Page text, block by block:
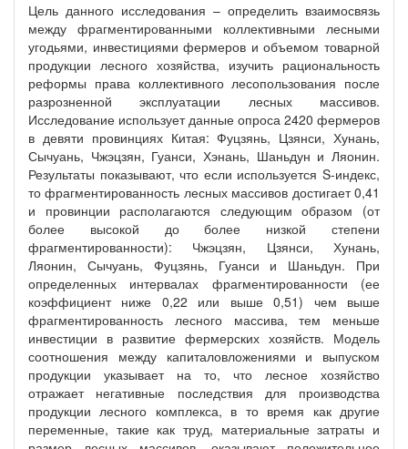
Цель данного исследования – определить взаимосвязь
между фрагментированными коллективными лесными
угодьями, инвестициями фермеров и объемом товарной
продукции лесного хозяйства, изучить рациональность
реформы права коллективного лесопользования после
разрозненной эксплуатации лесных массивов.
Исследование использует данные опроса 2420 фермеров
в девяти провинциях Китая: Фуцзянь, Цзянси, Хунань,
Сычуань, Чжэцзян, Гуанси, Хэнань, Шаньдун и Ляонин.
Результаты показывают, что если используется S-индекс,
то фрагментированность лесных массивов достигает 0,41
и провинции располагаются следующим образом (от
более высокой до более низкой степени
фрагментированности): Чжэцзян, Цзянси, Хунань,
Ляонин, Сычуань, Фуцзянь, Гуанси и Шаньдун. При
определенных интервалах фрагментированности (ее
коэффициент ниже 0,22 или выше 0,51) чем выше
фрагментированность лесного массива, тем меньше
инвестиции в развитие фермерских хозяйств. Модель
соотношения между капиталовложениями и выпуском
продукции указывает на то, что лесное хозяйство
отражает негативные последствия для производства
продукции лесного комплекса, в то время как другие
переменные, такие как труд, материальные затраты и